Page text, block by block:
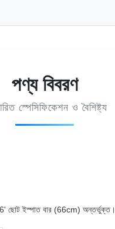
পণ্য বিবরণ
স্পেসিফিকেশন ও বৈশিষ্ট্য
ছোট ইস্পাত বার (66cm) অন্তর্ভুক্ত।